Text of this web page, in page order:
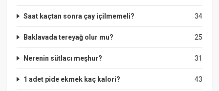
34
Saat kaçtan sonra çay içilmemeli?
25
Baklavada tereyağ olur mu?
31
Nerenin sütlacı meşhur?
43
1 adet pide ekmek kaç kalori?